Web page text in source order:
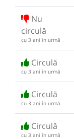
Nu
circulă
cu 3 ani în urmă
Circulă
cu 3 ani în urmă
Circulă
cu 3 ani în urmă
Circulă
cu 3 ani în urmă